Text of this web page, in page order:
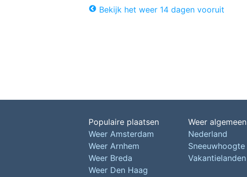
Bekijk het weer 14 dagen vooruit
Populaire plaatsen
Weer Amsterdam
Weer Arnhem
Weer Breda
Weer Den Haag
Weer algemeen
Nederland
Sneeuwhoogte
Vakantielanden